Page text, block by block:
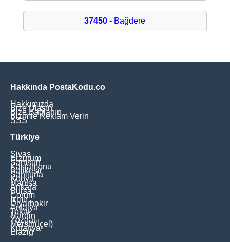
37450 - Bağdere
Hakkında PostaKodu.co
Hakkımızda
Bize Ulaşın
Bize Bağlanın
Bizimle Reklam Verin
SSS
Türkiye
Sivas
Erzurum
Samsun
Kastamonu
Balikesir
Şanliurfa
Konya
Manisa
Ankara
Bursa
Çorum
İzmir
Diyarbakir
Antalya
Tokat
Mardin
Yozgat
Mersin(İçel)
Kütahya
Elaziğ